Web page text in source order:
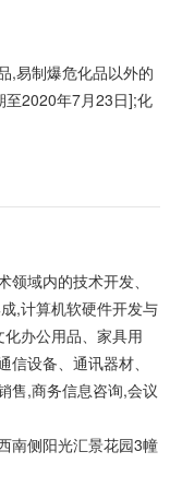
,易制爆危化品以外的
至2020年7月23日];化
域内的技术开发、
,计算机软硬件开发与
办公用品、家具用
设备、通讯器材、
售,商务信息咨询,会议
南侧阳光汇景花园3幢